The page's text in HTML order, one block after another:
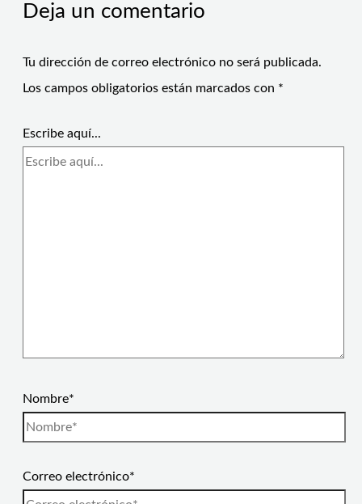
Deja un comentario
Tu dirección de correo electrónico no será publicada.
Los campos obligatorios están marcados con *
Escribe aquí...
Nombre*
Correo electrónico*